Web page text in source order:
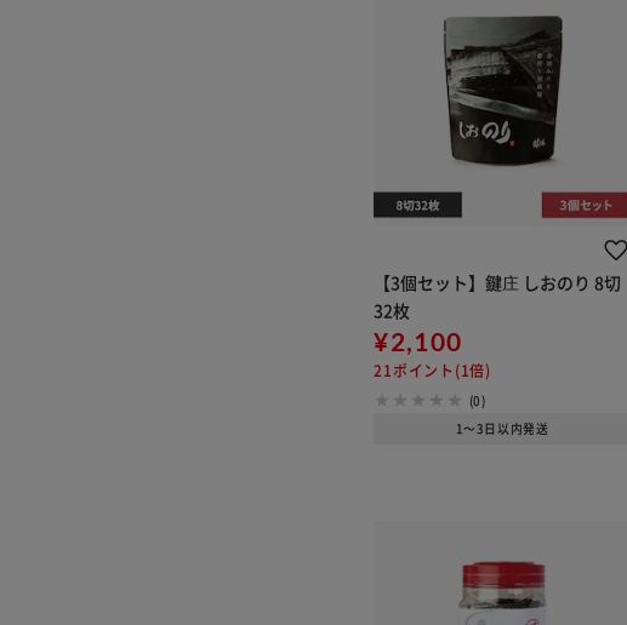
【3個セット】鍵庄 しおのり 8切
32枚
¥2,100
21ポイント(1倍)
(0)
1～3日以内発送